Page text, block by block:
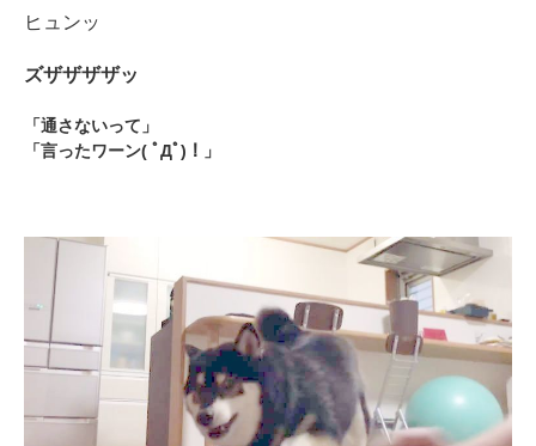
ヒュンッ
ズザザザザッ
「通さないって」
「言ったワーン( ﾟДﾟ)！」